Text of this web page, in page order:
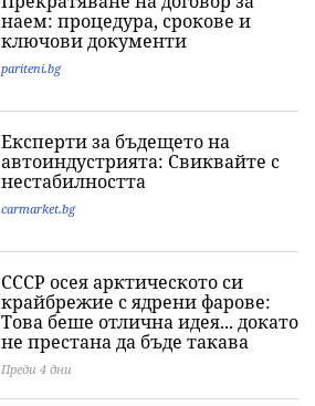
наем: процедура, срокове и
ключови документи
pariteni.bg
Експерти за бъдещето на
автоиндустрията: Свиквайте с
нестабилността
carmarket.bg
СССР осея арктическото си
крайбрежие с ядрени фарове:
Това беше отлична идея... докато
не престана да бъде такава
Преди 4 дни